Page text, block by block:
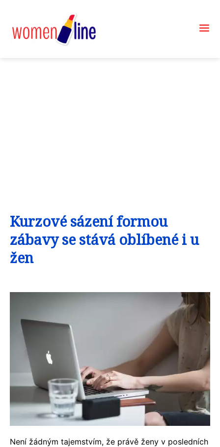
Kurzové sázení formou
zábavy se stává oblíbené i u
žen
Není žádným tajemstvím, že právě ženy v posledních